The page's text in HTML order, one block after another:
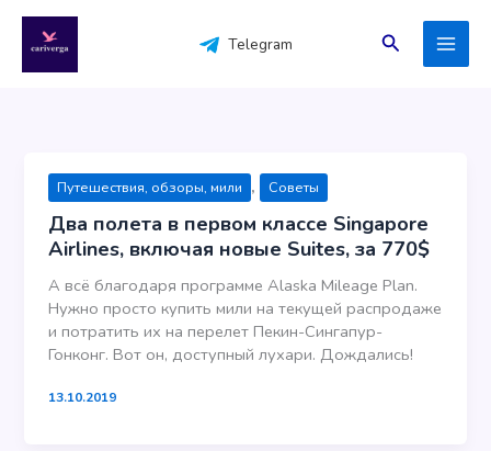
содержимому
Telegram Поиск
Путешествия, обзоры, мили , Советы
Два полета в первом классе Singapore
Airlines, включая новые Suites, за 770$
А всё благодаря программе Alaska Mileage Plan.
Нужно просто купить мили на текущей распродаже
и потратить их на перелет Пекин-Сингапур-
Гонконг. Вот он, доступный лухари. Дождались!
13.10.2019